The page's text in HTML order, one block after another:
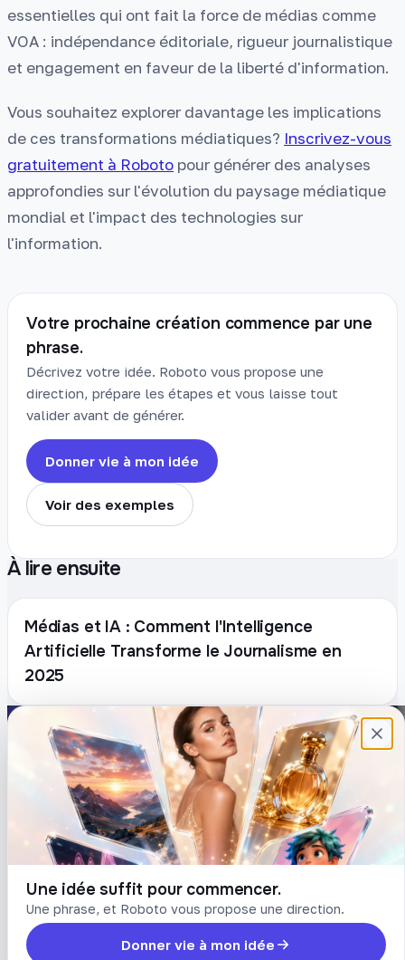
essentielles qui ont fait la force de médias comme
VOA : indépendance éditoriale, rigueur journalistique
et engagement en faveur de la liberté d'information.
Vous souhaitez explorer davantage les implications
de ces transformations médiatiques? Inscrivez-vous
gratuitement à Roboto pour générer des analyses
approfondies sur l'évolution du paysage médiatique
mondial et l'impact des technologies sur
l'information.
Votre prochaine création commence par une
phrase.
Décrivez votre idée. Roboto vous propose une
direction, prépare les étapes et vous laisse tout
valider avant de générer.
Donner vie à mon idée
Voir des exemples
À lire ensuite
Médias et IA : Comment l'Intelligence
Artificielle Transforme le Journalisme en
2025
Une idée suffit pour commencer.
Une phrase, et Roboto vous propose une direction.
Donner vie à mon idée
Plateforme française de création de
contenu avec l’IA. Demandez, Roboto crée.
DÉCOUVRIR
Prompts
Blog
Tarifs
COMPTE
Connexion
Créer un compte
Mot de passe oublié
LÉGAL
Conditions